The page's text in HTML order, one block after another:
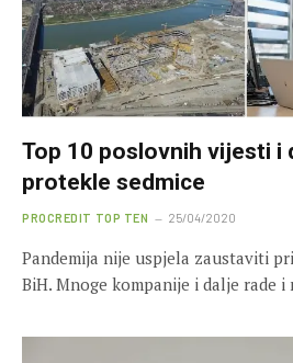
Top 10 poslovnih vijesti i
protekle sedmice
PROCREDIT TOP TEN 25/04/2020
Pandemija nije uspjela zaustaviti
BiH. Mnoge kompanije i dalje rade